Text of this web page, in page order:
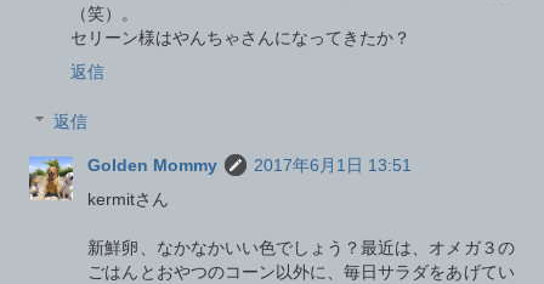
（笑）。
セリーン様はやんちゃさんになってきたか？
返信
返信
Golden Mommy
2017年6月1日 13:51
kermitさん
新鮮卵、なかなかいい色でしょう？最近は、オメガ３の
ごはんとおやつのコーン以外に、毎日サラダをあげてい